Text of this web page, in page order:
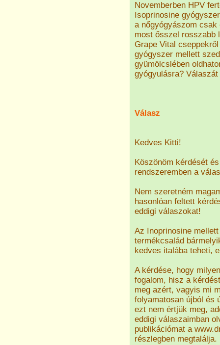
Novemberben HPV
Isoprinosine
a nőgyógyászom
most ősszel rosszabb
Grape Vital
gyógyszer mellett
gyümölcslében
gyógyulásra?
Válasz
Kedves Kitti!
Köszönöm kérdését
rendszeremben a
Nem szeretném
hasonlóan feltett
eddigi válaszokat!
Az Inoprinosine
termékcsalád
kedves italába teheti,
A kérdése, hogy
fogalom, hisz a
meg azért, vagyis mi
folyamatosan újból és
ezt nem értjük meg,
eddigi válaszaimban
publikációmat a
részlegben megtalálja.